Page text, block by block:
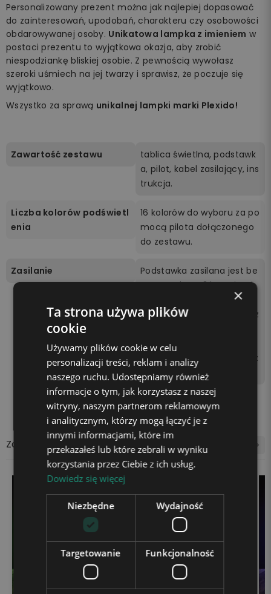
Personalizowany prezent można jak najlepiej dopasować
do zainteresowań, upodobań, charakteru czy osobowości
obdarowywanej osoby. Unikatowa lampka z imieniem w
postaci prezentu to wyjątkowa okazja, aby zrobić
niespodziankę bliskiej osobie. Z pewnością wywołasz
szeroki uśmiech na jej twarzy i sprawisz, że poczuje się
wyjątkowo.
Wszystko za sprawą unikalnej lampki marki Plexido!
Zawartość zestawu
tablica świetlna, podstawk
a, pilot, kabel zasilający, ins
trukcja.
Liczba kolorów podświetl
enia
16 kolorów do wyboru za po
mocą pilota dołączonego
do zestawu.
Zasilanie
Podstawka zasilana jest be
zprzewodowo 3 bateriami
AA (brak w zestawie) lub p
oprzez podłączenie kabla z
użyciem kostki zasilającej
(np. od telefonu) lub gniaz
da USB w laptopie.
Zobacz także
×
Ta strona używa plików
cookie
Używamy plików cookie w celu
personalizacji treści, reklam i analizy
naszego ruchu. Udostępniamy również
informacje o tym, jak korzystasz z naszej
witryny, naszym partnerom reklamowym
i analitycznym, którzy mogą łączyć je z
innymi informacjami, które im
przekazałeś lub które zebrali w wyniku
korzystania przez Ciebie z ich usług.
Dowiedz się więcej
Niezbędne Wydajność
Targetowanie Funkcjonalność